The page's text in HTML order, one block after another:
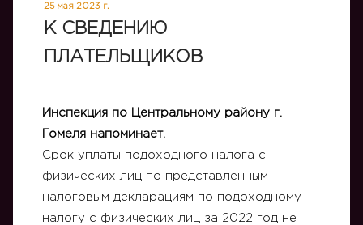
25 мая 2023 г.
К СВЕДЕНИЮ
ПЛАТЕЛЬЩИКОВ
Инспекция по Центральному району г.
Гомеля напоминает.
Срок уплаты подоходного налога с
физических лиц по представленным
налоговым декларациям по подоходному
налогу с физических лиц за 2022 год не